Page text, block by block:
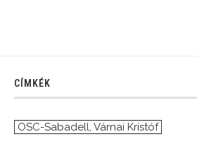
CÍMKÉK
OSC-Sabadell, Várnai Kristóf